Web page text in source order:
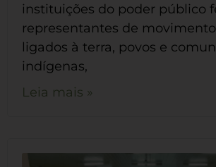
instituições do poder público
representantes de
ligados à terra, povos e
indígenas,
Leia mais »